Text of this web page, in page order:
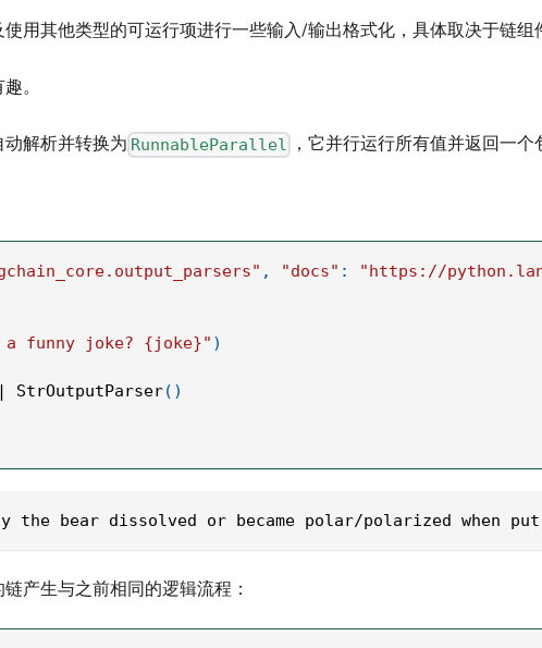
用其他类型的可运行项进行一些输入/输出格式化，具体取决于链组
。
解析并转换为 RunnableParallel ，它并行运行所有值并返回一
, "docs" :
"https://
funny joke? {joke}" )
| StrOutputParser( )
bear dissolved or became polar/polarized
产生与之前相同的逻辑流程：